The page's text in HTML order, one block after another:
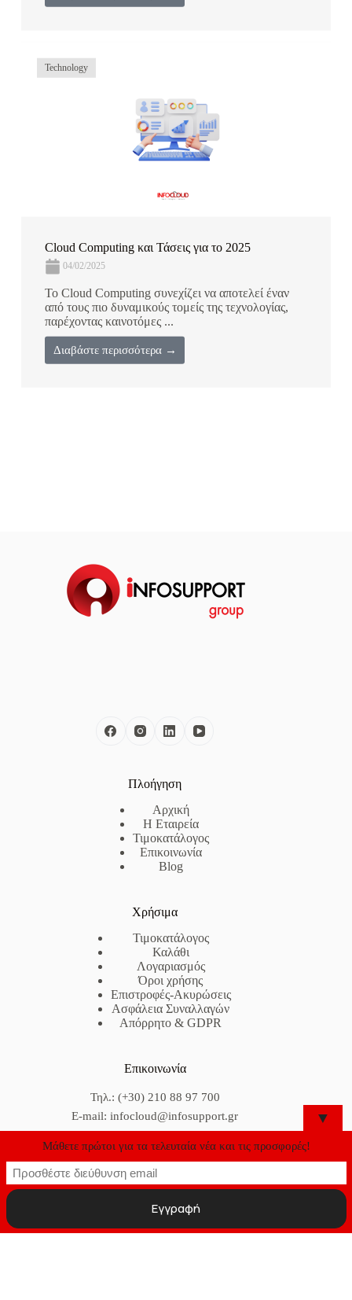
Technology
Cloud Computing και Τάσεις για το 2025
04/02/2025
Το Cloud Computing συνεχίζει να αποτελεί έναν
από τους πιο δυναμικούς τομείς της τεχνολογίας,
παρέχοντας καινοτόμες ...
Διαβάστε περισσότερα →
Πλοήγηση
Αρχική
Η Εταιρεία
Τιμοκατάλογος
Επικοινωνία
Blog
Χρήσιμα
Τιμοκατάλογος
Καλάθι
Λογαριασμός
Όροι χρήσης
Επιστροφές-Ακυρώσεις
Ασφάλεια Συναλλαγών
Απόρρητο & GDPR
Επικοινωνία
Τηλ.: (+30) 210 88 97 700
E-mail: infocloud@infosupport.gr
ΑΤΤΙΚΗ :Λ. Λαυρίου 93, Γλυκά Νερά, 15354
ΑΘΗΝΑ :Δοϊράνης 8, 11362
ΘΕΣ/ΝΙΚΗ :Μ. Αντύπα 41, 55535
Έβανς 70, 71201, Ηράκλειο
Copyright © 2026 - InfoSupport
▼
Μάθετε πρώτοι για τα τελευταία νέα και τις προσφορές!